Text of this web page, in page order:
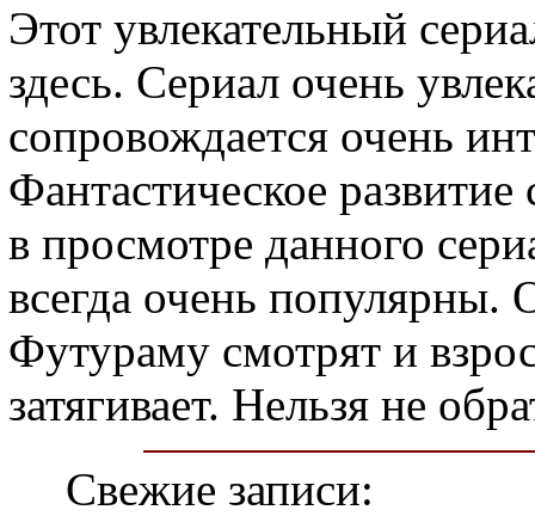
Этот увлекательный
здесь. Сериал очень
сопровождается очень
Фантастическое
в просмотре данного
всегда очень
Футураму смотрят и
затягивает. Нельзя не
Свежие записи: